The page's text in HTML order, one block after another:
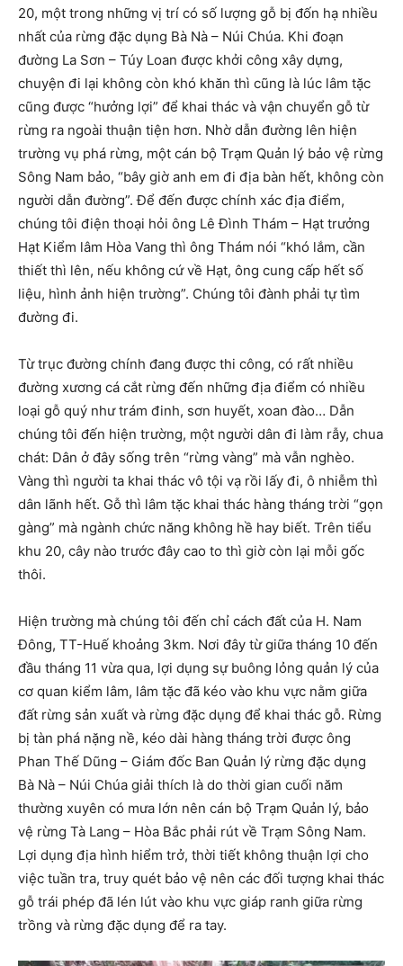
20, một trong những vị trí có số lượng gỗ bị đốn hạ nhiều
nhất của rừng đặc dụng Bà Nà – Núi Chúa. Khi đoạn
đường La Sơn – Túy Loan được khởi công xây dựng,
chuyện đi lại không còn khó khăn thì cũng là lúc lâm tặc
cũng được “hưởng lợi” để khai thác và vận chuyển gỗ từ
rừng ra ngoài thuận tiện hơn. Nhờ dẫn đường lên hiện
trường vụ phá rừng, một cán bộ Trạm Quản lý bảo vệ rừng
Sông Nam bảo, “bây giờ anh em đi địa bàn hết, không còn
người dẫn đường”. Để đến được chính xác địa điểm,
chúng tôi điện thoại hỏi ông Lê Đình Thám – Hạt trưởng
Hạt Kiểm lâm Hòa Vang thì ông Thám nói “khó lắm, cần
thiết thì lên, nếu không cứ về Hạt, ông cung cấp hết số
liệu, hình ảnh hiện trường”. Chúng tôi đành phải tự tìm
đường đi.
Từ trục đường chính đang được thi công, có rất nhiều
đường xương cá cắt rừng đến những địa điểm có nhiều
loại gỗ quý như trám đinh, sơn huyết, xoan đào… Dẫn
chúng tôi đến hiện trường, một người dân đi làm rẫy, chua
chát: Dân ở đây sống trên “rừng vàng” mà vẫn nghèo.
Vàng thì người ta khai thác vô tội vạ rồi lấy đi, ô nhiễm thì
dân lãnh hết. Gỗ thì lâm tặc khai thác hàng tháng trời “gọn
gàng” mà ngành chức năng không hề hay biết. Trên tiểu
khu 20, cây nào trước đây cao to thì giờ còn lại mỗi gốc
thôi.
Hiện trường mà chúng tôi đến chỉ cách đất của H. Nam
Đông, TT-Huế khoảng 3km. Nơi đây từ giữa tháng 10 đến
đầu tháng 11 vừa qua, lợi dụng sự buông lỏng quản lý của
cơ quan kiểm lâm, lâm tặc đã kéo vào khu vực nằm giữa
đất rừng sản xuất và rừng đặc dụng để khai thác gỗ. Rừng
bị tàn phá nặng nề, kéo dài hàng tháng trời được ông
Phan Thế Dũng – Giám đốc Ban Quản lý rừng đặc dụng
Bà Nà – Núi Chúa giải thích là do thời gian cuối năm
thường xuyên có mưa lớn nên cán bộ Trạm Quản lý, bảo
vệ rừng Tà Lang – Hòa Bắc phải rút về Trạm Sông Nam.
Lợi dụng địa hình hiểm trở, thời tiết không thuận lợi cho
việc tuần tra, truy quét bảo vệ nên các đối tượng khai thác
gỗ trái phép đã lén lút vào khu vực giáp ranh giữa rừng
trồng và rừng đặc dụng để ra tay.